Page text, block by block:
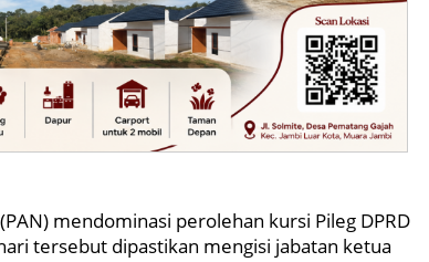
mendominasi perolehan kursi Pileg DPRD
tersebut dipastikan mengisi jabatan ketua